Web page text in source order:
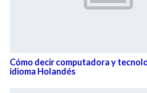
Cómo decir computadora y
idioma Holandés